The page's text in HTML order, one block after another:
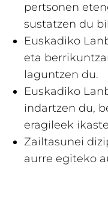
pertsonen
sustatzen du
Euskadiko
eta
laguntzen du.
Euskadiko
indartzen du,
eragileek
Zailtasunei
aurre egiteko